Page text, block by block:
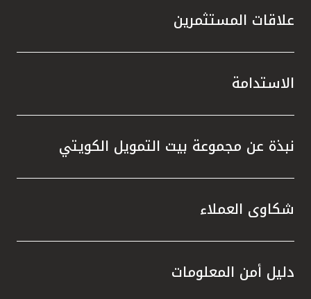
علاقات المستثمرين
الاستدامة
نبذة عن مجموعة بيت التمويل الكويتي
شكاوى العملاء
دليل أمن المعلومات